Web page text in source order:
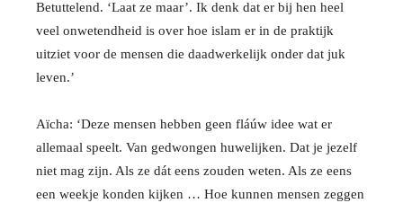
Betuttelend. ‘Laat ze maar’. Ik denk dat er bij hen heel
veel onwetendheid is over hoe islam er in de praktijk
uitziet voor de mensen die daadwerkelijk onder dat juk
leven.’
Aïcha: ‘Deze mensen hebben geen fláúw idee wat er
allemaal speelt. Van gedwongen huwelijken. Dat je jezelf
niet mag zijn. Als ze dát eens zouden weten. Als ze eens
een weekje konden kijken … Hoe kunnen mensen zeggen